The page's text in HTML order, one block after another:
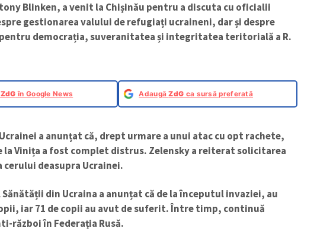
Blinken, a venit la Chișinău pentru a discuta cu oficialii
gestionarea valului de refugiați ucraineni, dar și despre
democrația, suveranitatea și integritatea teritorială a R.
ZdG în Google News AdaugăZdG ca sursă preferată
a anunțat că, drept urmare a unui atac cu opt rachete,
la Vinița a fost complet distrus. Zelensky a reiterat solicitarea
cerului deasupra Ucrainei.
din Ucraina a anunțat că de la începutul invaziei, au
iar 71 de copii au avut de suferit. Între timp, continuă
război în Federația Rusă.